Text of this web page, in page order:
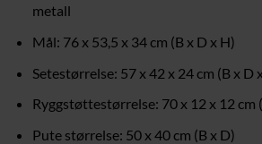
metall
Mål: 76 x 53,5 x 34 cm (B x D x H)
Setestørrelse: 57 x 42 x 24 cm (B x D
Ryggstøttestørrelse: 70 x 12 x 12 cm
Pute størrelse: 50 x 40 cm (B x D)